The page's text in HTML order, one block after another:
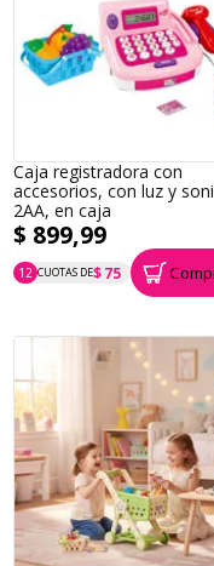
Caja registradora con
accesorios, con luz y
2AA, en caja
$ 899,99
12 CUOTAS DE$ 75
P.T.F. $ 900